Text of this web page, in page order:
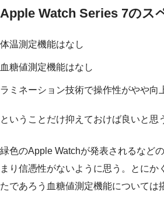
Apple Watch Series 7のス
体温測定機能はなし
血糖値測定機能はなし
ラミネーション技術で操作性がやや向
ということだけ抑えておけば良いと思
緑色のApple Watchが発表されるなど
まり信憑性がないように思う。とにか
たであろう血糖値測定機能については